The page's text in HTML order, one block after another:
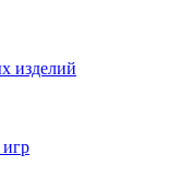
изделий